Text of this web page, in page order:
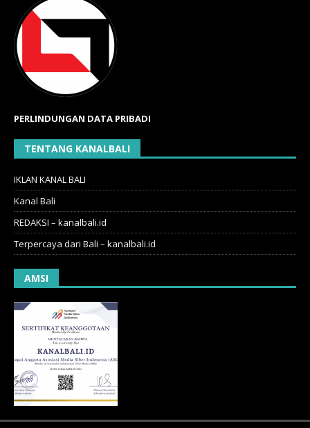
PERLINDUNGAN DATA PRIBADI
TENTANG KANALBALI
IKLAN KANAL BALI
Kanal Bali
REDAKSI – kanalbali.id
Terpercaya dari Bali – kanalbali.id
AMSI